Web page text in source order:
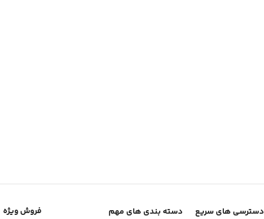
دسترسی های سریع دسته بندی های مهم
فروش ویژه